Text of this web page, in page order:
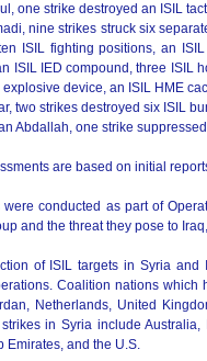
one strike destroyed an ISIL
nine strikes struck six
ISIL fighting positions, an
ISIL IED compound, three ISIL
device, an ISIL HME
two strikes destroyed six ISIL
Abdallah, one strike
are based on initial
were conducted as part of
and the threat they pose to
of ISIL targets in Syria
Coalition nations which
Netherlands, United
in Syria include
Emirates, and the U.S.